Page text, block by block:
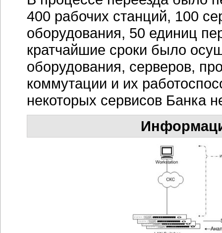
400 рабочих станций, 100
оборудования, 50 единиц
кратчайшие сроки было
оборудования, серверов,
коммутации и их
некоторых сервисов Банка